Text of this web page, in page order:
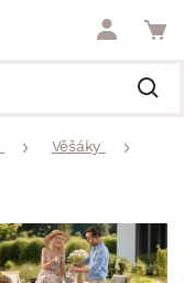
Věšáky